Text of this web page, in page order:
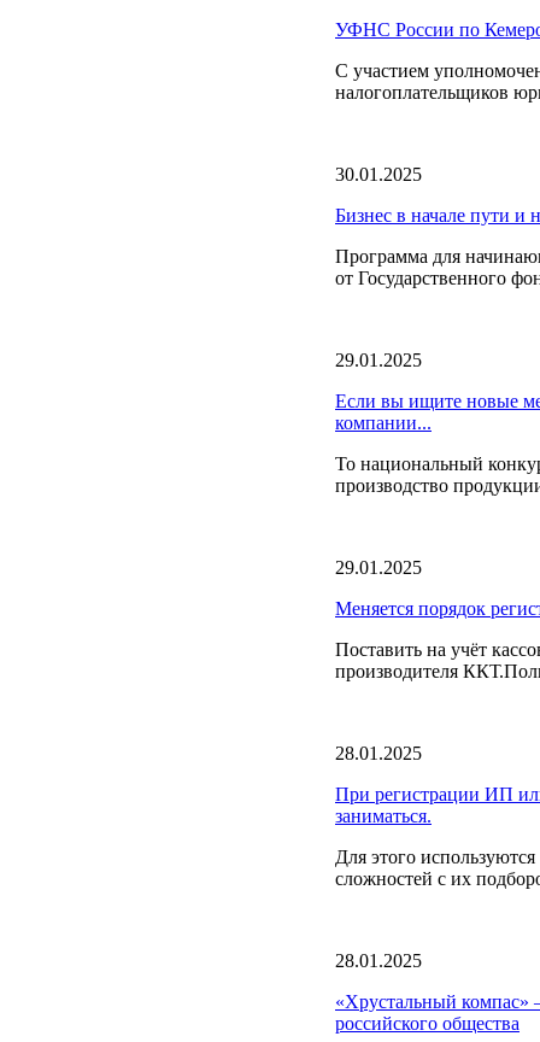
УФНС России по
C участием
налогоплательщиков
30.01.2025
Бизнес в начале пути и
Программа для
от Государственного
29.01.2025
Если вы ищите новые
компании...
То национальный
производство
29.01.2025
Меняется порядок
Поставить на учёт
производителя
28.01.2025
При регистрации ИП
заниматься.
Для этого
сложностей с их
28.01.2025
«Хрустальный компас»
российского общества